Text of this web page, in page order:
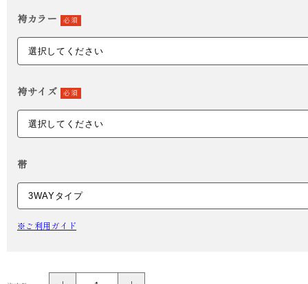
袴カラー 必須
袴サイズ 必須
帯
※ご利用ガイド